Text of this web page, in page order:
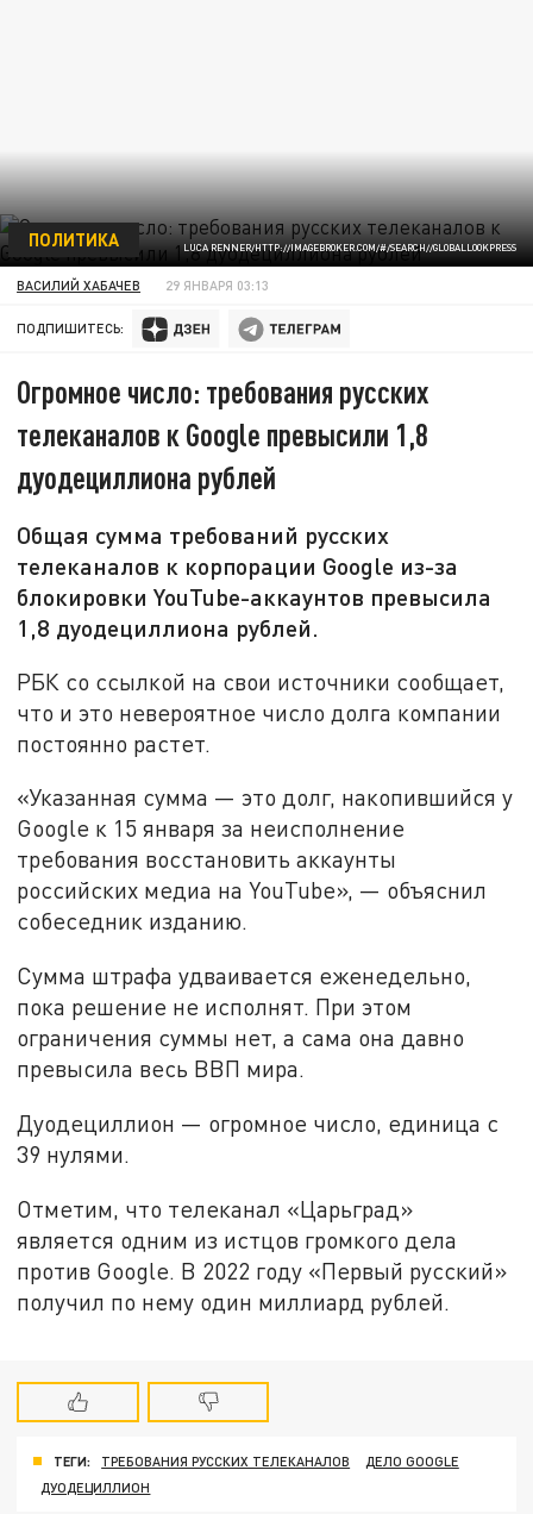
LUCA RENNER/HTTP://IMAGEBROKER.COM/#/SEARCH//GLOBALLOOKPRESS
ПОЛИТИКА
ВАСИЛИЙ ХАБАЧЕВ 29 ЯНВАРЯ 03:13
ПОДПИШИТЕСЬ:
Огромное число: требования русских
телеканалов к Google превысили 1,8
дуодециллиона рублей
Общая сумма требований русских
телеканалов к корпорации Google из-за
блокировки YouTube-аккаунтов превысила
1,8 дуодециллиона рублей.
РБК со ссылкой на свои источники сообщает,
что и это невероятное число долга компании
постоянно растет.
«Указанная сумма — это долг, накопившийся у
Google к 15 января за неисполнение
требования восстановить аккаунты
российских медиа на YouTube», — объяснил
собеседник изданию.
Сумма штрафа удваивается еженедельно,
пока решение не исполнят. При этом
ограничения суммы нет, а сама она давно
превысила весь ВВП мира.
Дуодециллион — огромное число, единица с
39 нулями.
Отметим, что телеканал «Царьград»
является одним из истцов громкого дела
против Google. В 2022 году «Первый русский»
получил по нему один миллиард рублей.
ТЕГИ: ТРЕБОВАНИЯ РУССКИХ ТЕЛЕКАНАЛОВ
ДЕЛО GOOGLE
ДУОДЕЦИЛЛИОН